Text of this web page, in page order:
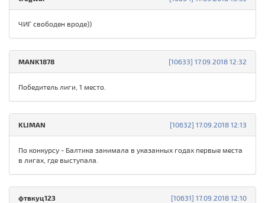
ЧИГ свободен вроде))
[10633] 17.09.2018 12:32
MANK1878
Победитель лиги, 1 место.
[10632] 17.09.2018 12:13
KLIMAN
По конкурсу - Балтика занимала в указанных годах первые места
в лигах, где выступала.
[10631] 17.09.2018 12:10
фтвкуц123